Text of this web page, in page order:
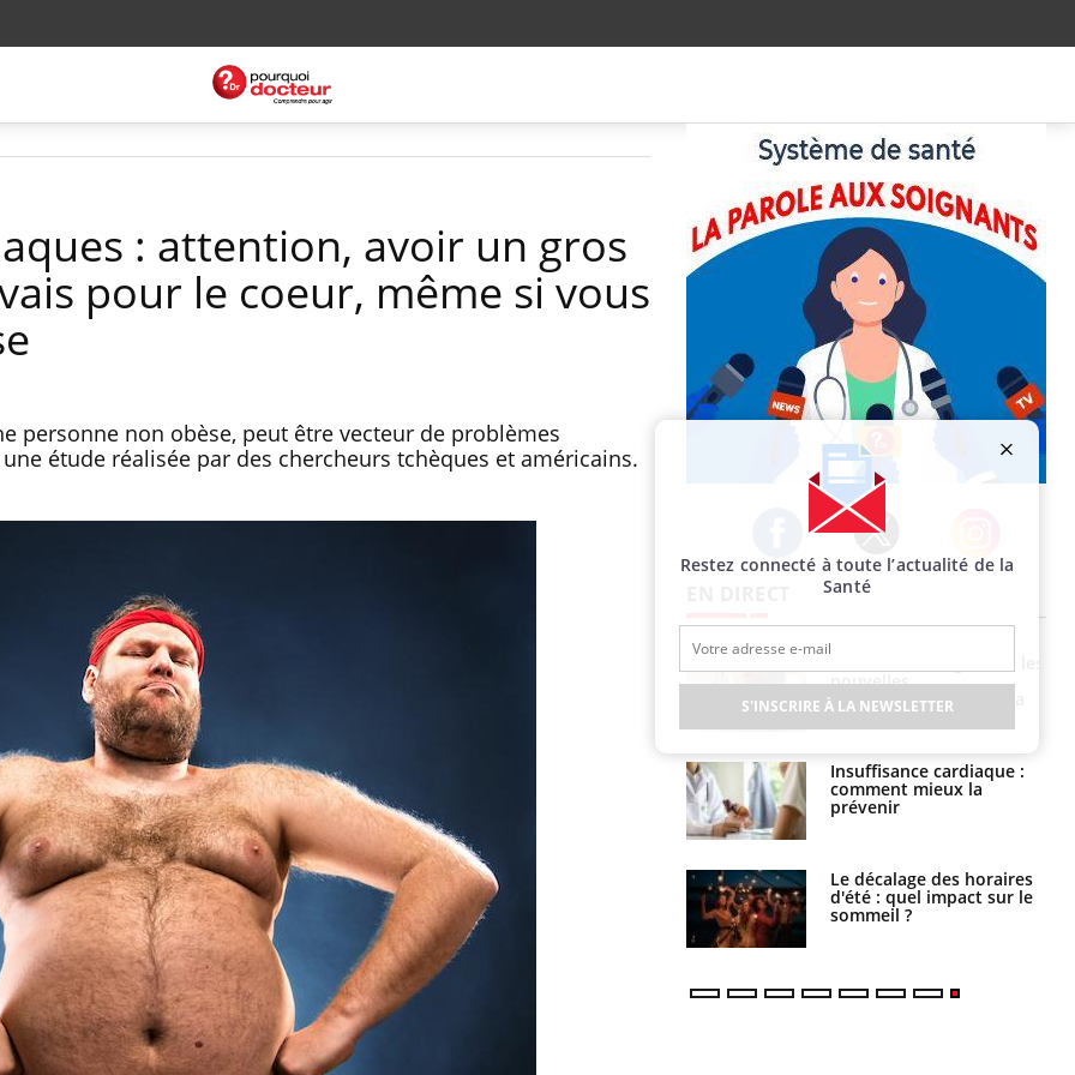
: attention, avoir un gros
pour le coeur, même si vous
personne non obèse, peut être vecteur de problèmes
étude réalisée par des chercheurs tchèques et américains.
Facebook Twitter Instagram
Légionellose en Suisse :
quelle est l’origine de la
contamination ?
Allergies alimentaires :
une nouvelle arme contre
les réactions sévères
Comment gérer le
sommeil des enfants en
vacances ?
Cerveau : le mystère de la
"madeleine de Proust"
enfin expliqué
nouvelles
recommandations de la
HAS
Insuffisance cardiaque :
comment mieux la
prévenir
Le décalage des horaires
d'été : quel impact sur le
sommeil ?
Restez connecté à toute l’actualité de la
Santé
S'INSCRIRE À LA NEWSLETTER